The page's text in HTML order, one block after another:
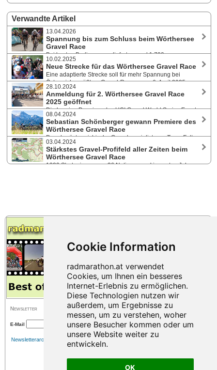
OK
Verwandte Artikel
13.04.2026
Spannung bis zum Schluss beim Wörthersee
Gravel Race
Bei besten Bedingungen lieferten rund 1.700
Teilnehmer:innen aus 40 Nationen am 12. April 2026 bei der dritten
Auflage des internationalen Gravel-Events in Velden am Wörthersee
starke Leistungen ab. Festival-Atmosphäre am ganzen Wochenende
mit Bewerben für Ambitionierte und für Freizeitbiker.
10.02.2025
Neue Strecke für das Wörthersee Gravel Race
Eine adaptierte Strecke soll für mehr Spannung bei
Österreichs größtem Gravel-Rennen am 6. April 2025
sorgen. Gravel-Profi Alban Lakata zeigt sich nach Streckentest
begeistert. Ein internationales Elitefeld kündigt sich an, gleichzeitig
findet auch die Österreichische Meisterschaft statt.
28.10.2024
Anmeldung für 2. Wörthersee Gravel Race
2025 geöffnet
Die heurige Premiere des UCI Gravel World Series Events
in Velden am Wörthersee war ein voller Erfolg und ausverkauft. Für die
Neuauflage am 6. April 2025 liegen bereits 500 Anmeldungen vor.
Sowohl Amateure als auch Profis können sich wieder für die
Weltmeisterschaften in Frankreich qualifizieren.
08.04.2024
Sebastian Schönberger gewann Premiere des
Wörthersee Gravel Race
Der oberösterreichische Gravelspezialist vom Team Felt
Felbermayr fuhr beim UCI Gravel World Series Qualifier am 7.4.2024
einen Heimsieg ein. 1200 Starter:innen aus 36 Nationen lieferten sich
in Kärnten bei schönen Wetterbedingungen mitreißende Rennen.
03.04.2024
Stärkstes Gravel-Profifeld aller Zeiten beim
Wörthersee Gravel Race
1200 Starter:innen aus 36 Nationen und im ersten Jahr
Newsletter
E-Mail
Newsletterarchiv